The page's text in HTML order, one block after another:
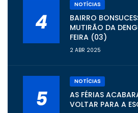
4
NOTÍCIAS
BAIRRO
MUTIRÃO DA
FEIRA (03)
2 ABR 2025
5
NOTÍCIAS
AS FÉRIAS
VOLTAR PARA A